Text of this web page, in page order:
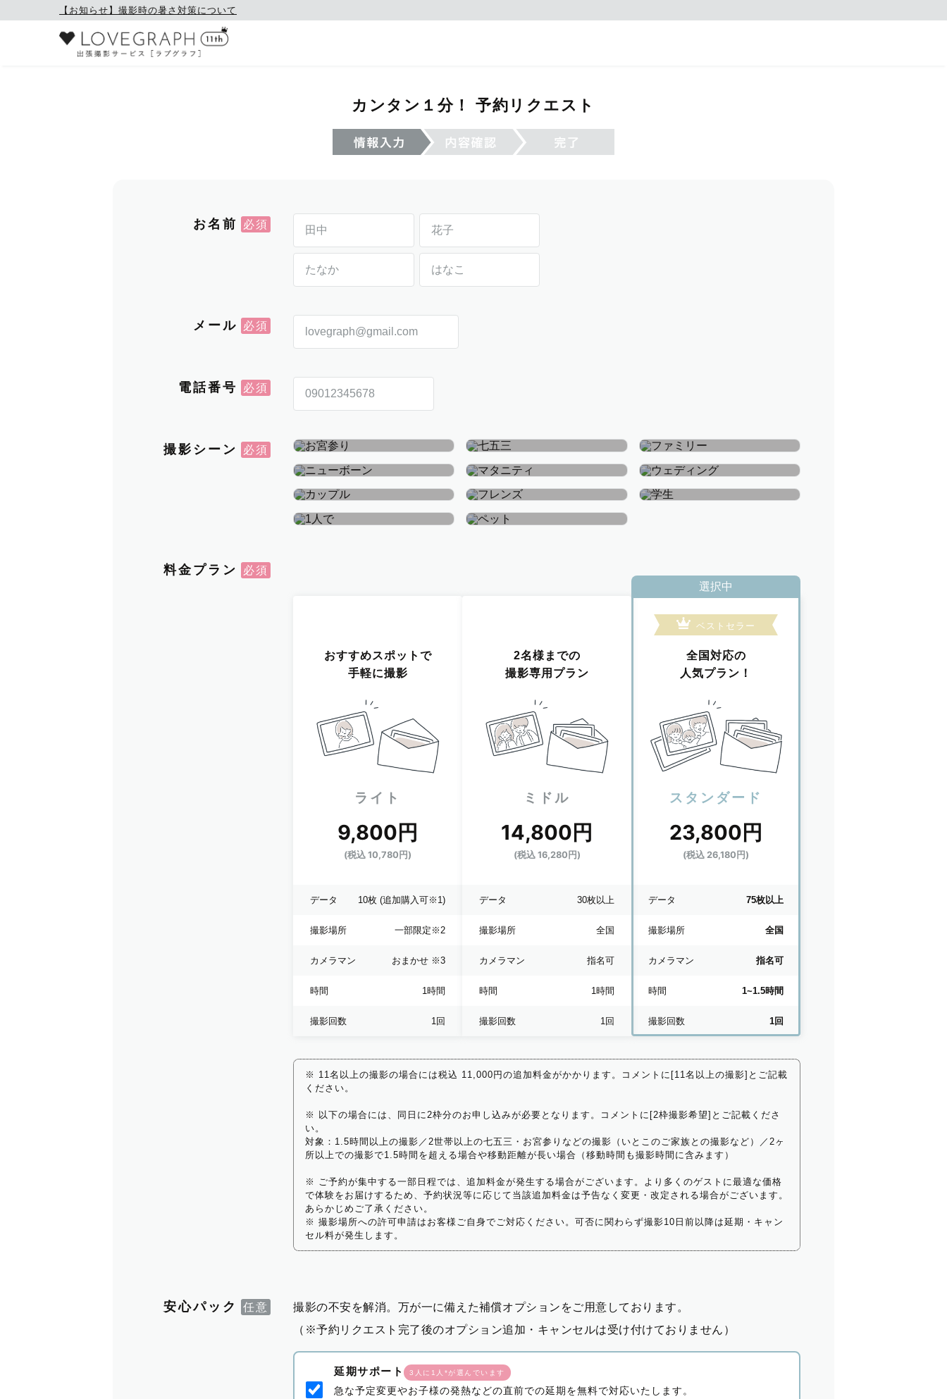
【お知らせ】撮影時の暑さ対策について
カンタン１分！ 予約リクエスト
お名前
メール
電話番号
撮影シーン
お宮参り・お食い初め
七五三
ファミリー
ニューボーン
マタニティ
ウェディング
料金プラン
おすすめスポットで
手軽に撮影
ライト
9,800円
(税込 10,780円)
データ 10枚 (追加購入可※1)
撮影場所 一部限定 ※2
カメラマン おまかせ ※3
時間 1時間
撮影回数 1回
2名様までの
撮影専用プラン
ミドル
14,800円
(税込 16,280円)
データ 30枚以上
撮影場所 全国
カメラマン 指名可
時間 1時間
撮影回数 1回
選択中
ベストセラー
全国対応の
人気プラン！
スタンダード
23,800円
(税込 26,180円)
データ 75枚以上
撮影場所 全国
カメラマン 指名可
時間 1~1.5時間
撮影回数 1回
※ 11名以上の撮影の場合には税込 11,000円の追加料金がかかります。コメントに[11名以上の撮影]とご記載
ください。
※ 以下の場合には、同日に2枠分のお申し込みが必要となります。コメントに[2枠撮影希望]とご記載くださ
い。
対象：1.5時間以上の撮影／2世帯以上の七五三・お宮参りなどの撮影（いとこのご家族との撮影など）／2ヶ
所以上での撮影で1.5時間を超える場合や移動距離が長い場合（移動時間も撮影時間に含みます）
※ ご予約が集中する一部日程では、追加料金が発生する場合がございます。より多くのゲストに最適な価格
で体験をお届けするため、予約状況等に応じて当該追加料金は予告なく変更・改定される場合がございます。
あらかじめご了承ください。
※ 撮影場所への許可申請はお客様ご自身でご対応ください。可否に関わらず撮影10日前以降は延期・キャン
セル料が発生します。
安心パック
撮影の不安を解消。万が一に備えた補償オプションをご用意しております。
（※予約リクエスト完了後のオプション追加・キャンセルは受け付けておりません）
延期サポート 3人に1人*が選んでいます
急な予定変更やお子様の発熱などの直前での延期を無料で対応いたします。